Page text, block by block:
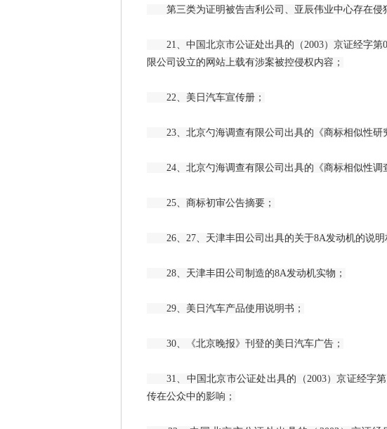
第三类为证明被告吉利公司、亚辰伟业中心存在侵
21、中国北京市公证处出具的（2003）京证经字第
限公司设立的网站上载有涉案被控侵权内容；
22、美日汽车宣传册；
23、北京勺海调查有限公司出具的《商标相似性研
24、北京勺海调查有限公司出具的《商标相似性调
25、商标初审公告摘要；
26、27、天津丰田公司出具的关于8A发动机的说明
28、天津丰田公司制造的8A发动机实物；
29、美日汽车产品使用说明书；
30、《北京晚报》刊登的美日汽车广告；
31、中国北京市公证处出具的（2003）京证经字第
传在公众中的影响；